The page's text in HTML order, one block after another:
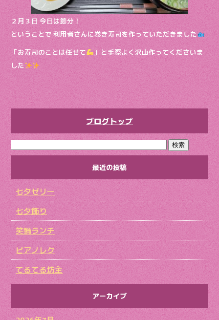
２月３日 今日は節分！
ということで 利用者さんに巻き寿司を作っていただきました
「お寿司のことは任せて
」と手際よく沢山作ってくださいま
した
ブログトップ
最近の投稿
七夕ゼリー
七夕飾り
笑輪ランチ
ピアノレク
てるてる坊主
アーカイブ